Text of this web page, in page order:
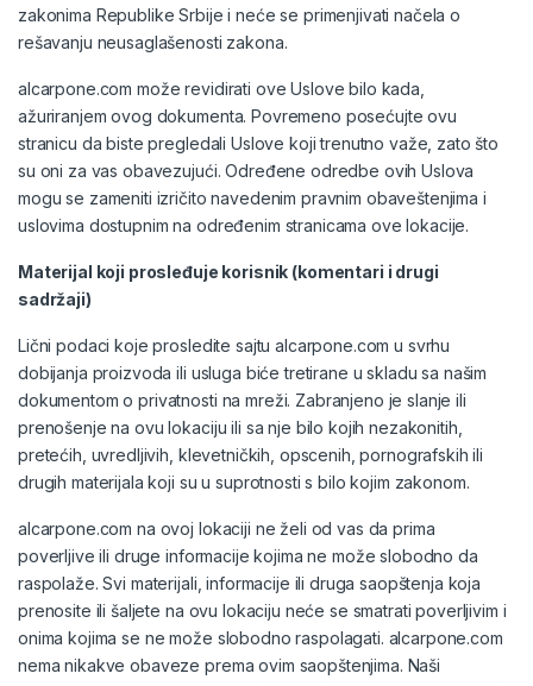
zakonima Republike Srbije i neće se primenjivati načela o
rešavanju neusaglašenosti zakona.
alcarpone.com može revidirati ove Uslove bilo kada,
ažuriranjem ovog dokumenta. Povremeno posećujte ovu
stranicu da biste pregledali Uslove koji trenutno važe, zato što
su oni za vas obavezujući. Određene odredbe ovih Uslova
mogu se zameniti izričito navedenim pravnim obaveštenjima i
uslovima dostupnim na određenim stranicama ove lokacije.
Materijal koji prosleđuje korisnik (komentari i drugi
sadržaji)
Lični podaci koje prosledite sajtu alcarpone.com u svrhu
dobijanja proizvoda ili usluga biće tretirane u skladu sa našim
dokumentom o privatnosti na mreži. Zabranjeno je slanje ili
prenošenje na ovu lokaciju ili sa nje bilo kojih nezakonitih,
pretećih, uvredljivih, klevetničkih, opscenih, pornografskih ili
drugih materijala koji su u suprotnosti s bilo kojim zakonom.
alcarpone.com na ovoj lokaciji ne želi od vas da prima
poverljive ili druge informacije kojima ne može slobodno da
raspolaže. Svi materijali, informacije ili druga saopštenja koja
prenosite ili šaljete na ovu lokaciju neće se smatrati poverljivim i
onima kojima se ne može slobodno raspolagati. alcarpone.com
nema nikakve obaveze prema ovim saopštenjima. Naši